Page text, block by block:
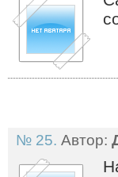
№ 25. Автор: